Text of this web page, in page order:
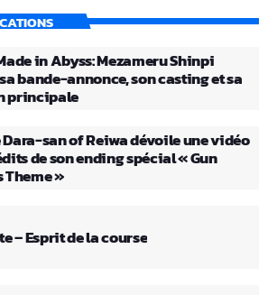
in Abyss: Mezameru Shinpi
bande-annonce, son casting et sa
principale
Dara-san of Reiwa dévoile une vidéo
de son ending spécial « Gun
Theme »
– Esprit de la course